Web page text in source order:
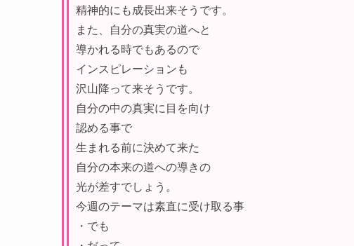
精神的にも成長出来そうです。
また、自分の真実の道へと
導かれる時でもあるので
インスピレーションも
沢山降って来そうです。
自分の中の真実に目を向け
認める事で
生まれる前に決めて来た
自分の本来の道への導きの
光が差すでしょう。
今週のテーマは素直に受け取る事
・でも